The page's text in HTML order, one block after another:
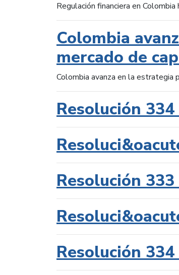
Regulación financiera en
Colombia
mercado de
Colombia avanza en la estrategia
Resolución
Resolución
Resolución